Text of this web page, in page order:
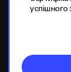
успішного